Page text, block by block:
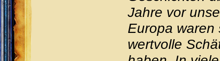
Jahre vor
Europa waren
wertvolle